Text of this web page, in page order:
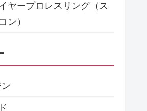
ヤープロレスリング（ス
ン）